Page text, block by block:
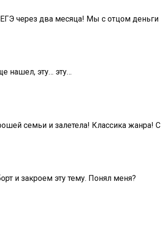
через два месяца! Мы с отцом деньги
нашел, эту… эту…
семьи и залетела! Классика жанра!
и закроем эту тему. Понял меня?